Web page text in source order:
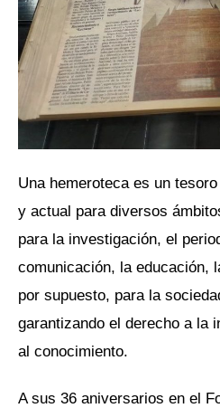
Una hemeroteca es un
y actual para diversos
para la investigación, el
comunicación, la educación,
por supuesto, para la
garantizando el derecho a la
al conocimiento.
A sus 36 aniversarios en el